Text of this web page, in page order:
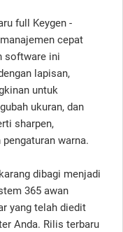
full Keygen -
cepat
software ini
lapisan,
untuk
ukuran, dan
sharpen,
warna.
dibagi menjadi
365 awan
yang telah diedit
Anda. Rilis terbaru